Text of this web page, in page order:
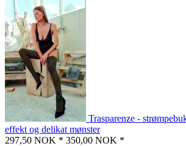
Trasparenze -
effekt og delikat mønster
297,50 NOK * 350,00 NOK *